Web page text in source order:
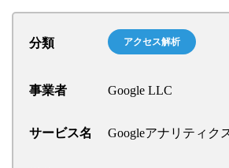
分類 アクセス解析
事業者 Google LLC
サービス名 Googleアナリティク